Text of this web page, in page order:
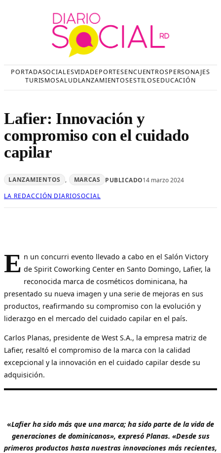
PORTADASOCIALESVIDADEPORTESENCUENTROSPERSONAJES
TURISMOSALUDLANZAMIENTOSESTILOSEDUCACIÓN
Lafier: Innovación y
compromiso con el cuidado
capilar
LANZAMIENTOS , MARCAS PUBLICADO14 marzo 2024
LA REDACCIÓN DIARIOSOCIAL
E n un concurri evento llevado a cabo en el Salón Victory
de Spirit Coworking Center en Santo Domingo, Lafier, la
reconocida marca de cosméticos dominicana, ha
presentado su nueva imagen y una serie de mejoras en sus
productos, reafirmando su compromiso con la evolución y
liderazgo en el mercado del cuidado capilar en el país.
Carlos Planas, presidente de West S.A., la empresa matriz de
Lafier, resaltó el compromiso de la marca con la calidad
excepcional y la innovación en el cuidado capilar desde su
adquisición.
«Lafier ha sido más que una marca; ha sido parte de la vida de
generaciones de dominicanos», expresó Planas. «Desde sus
primeros productos hasta nuestras innovaciones más recientes,